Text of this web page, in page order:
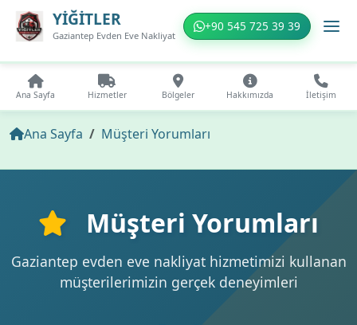
YİĞİTLER
Gaziantep Evden Eve Nakliyat
+90 545 725 39 39
Ana Sayfa Hizmetler Bölgeler Hakkımızda İletişim
Ana Sayfa Müşteri Yorumları
Müşteri Yorumları
Gaziantep evden eve nakliyat hizmetimizi kullanan
müşterilerimizin gerçek deneyimleri